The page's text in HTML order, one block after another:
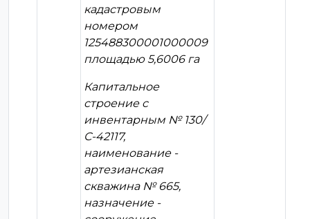
кадастровым
номером
125488300001000009
площадью 5,6006 га
Капитальное
строение с
инвентарным № 130/
С-42117,
наименование -
артезианская
скважина № 665,
назначение -